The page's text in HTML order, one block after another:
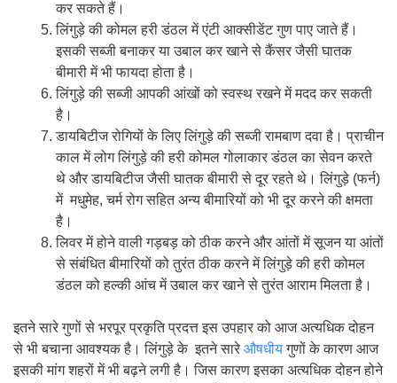
कर सकते हैं।
लिंगुड़े की कोमल हरी डंठल में एंटी आक्सीडेंट गुण पाए जाते हैं।
इसकी सब्जी बनाकर या उबाल कर खाने से कैंसर जैसी घातक
बीमारी में भी फायदा होता है।
लिंगुड़े की सब्जी आपकी आंखों को स्वस्थ रखने में मदद कर सकती
है।
डायबिटीज रोगियों के लिए लिंगुड़े की सब्जी रामबाण दवा है। प्राचीन
काल में लोग लिंगुड़े की हरी कोमल गोलाकार डंठल का सेवन करते
थे और डायबिटीज जैसी घातक बीमारी से दूर रहते थे। लिंगुड़े (फर्न)
में मधुमेह, चर्म रोग सहित अन्य बीमारियों को भी दूर करने की क्षमता
है।
लिवर में होने वाली गड़बड़ को ठीक करने और आंतों में सूजन या आंतों
से संबंधित बीमारियों को तुरंत ठीक करने में लिंगुड़े की हरी कोमल
डंठल को हल्की आंच में उबाल कर खाने से तुरंत आराम मिलता है।
इतने सारे गुणों से भरपूर प्रकृति प्रदत्त इस उपहार को आज अत्यधिक दोहन
से भी बचाना आवश्यक है। लिंगुड़े के इतने सारे औषधीयगुणों के कारण आज
इसकी मांग शहरों में भी बढ़ने लगी है। जिस कारण इसका अत्यधिक दोहन होने